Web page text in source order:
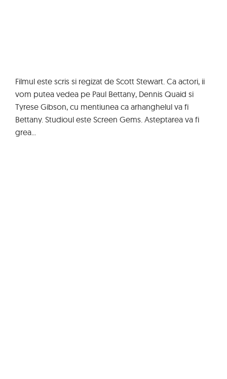
Filmul este scris si regizat de Scott Stewart. Ca actori, ii
vom putea vedea pe Paul Bettany, Dennis Quaid si
Tyrese Gibson, cu mentiunea ca arhanghelul va fi
Bettany. Studioul este Screen Gems. Asteptarea va fi
grea...